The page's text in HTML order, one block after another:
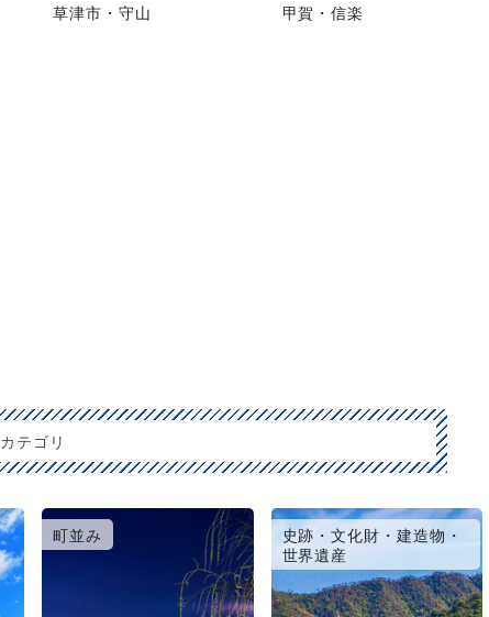
草津市・守山
甲賀・信楽
カテゴリ
町並み
史跡・文化財・建造物・
世界遺産